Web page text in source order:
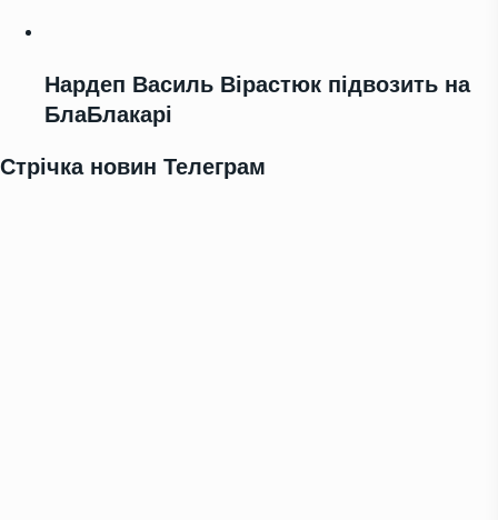
Нардеп Василь Вірастюк підвозить на
БлаБлакарі
Стрічка новин Телеграм